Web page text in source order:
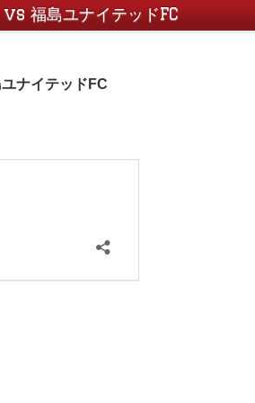
福島ユナイテッドFC
ナイテッドFC